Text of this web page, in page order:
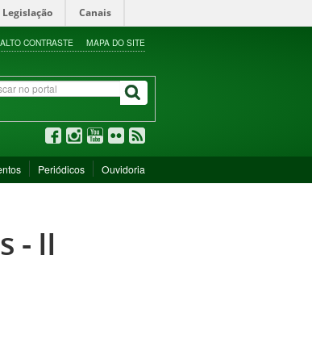
Legislação Canais
ALTO CONTRASTE MAPA DO SITE
Periódicos Ouvidoria
- II